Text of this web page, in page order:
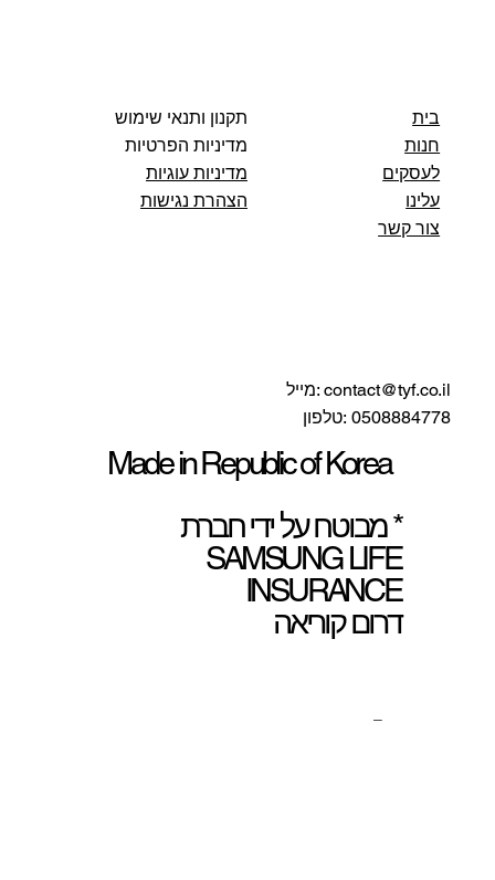
בית
חנות
לעסקים
עלינו
צור קשר
תקנון ותנאי שימוש
מדיניות הפרטיות
מדיניות עוגיות
הצהרת נגישות
contact@tyf.co.il :מייל
0508884778 :טלפון
Made in Republic of Korea
* מבוטח על ידי חברת
SAMSUNG LIFE
INSURANCE
דרום קוריאה